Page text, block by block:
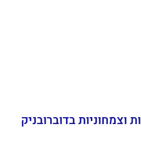
וצמחוניות בדוברובניק